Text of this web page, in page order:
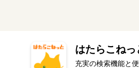
はたらこねっ
充実の検索機能と